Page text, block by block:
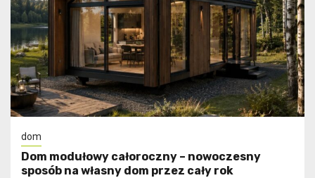
dom
Dom modułowy całoroczny – nowoczesny
sposób na własny dom przez cały rok